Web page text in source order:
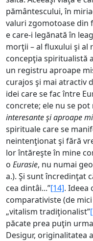
pământescului, în
valuri zgomotoase din
e care-i legănată în
morţii – al fluxului şi al
concepţia spiritualistă
un registru aproape
curajos şi mai atractiv
idei care se fac între
concrete; ele nu se pot
interesante şi aproape
spirituale care se
neintenţionat şi fără
lor întăreşte în mine
o Eurasie, nu numai
a.). Şi sunt încredinţat
cea dintâi...”[14]. Ideea
comparativiste (de
„vitalism tradiţionalist”
păcate prea puţin
Desigur, originalitatea